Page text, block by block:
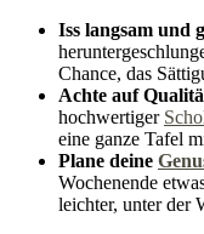
Iss langsam und
Chance, das
Achte auf
hochwertiger
eine ganze Tafel
Plane deine
Wochenende
leichter, unter der